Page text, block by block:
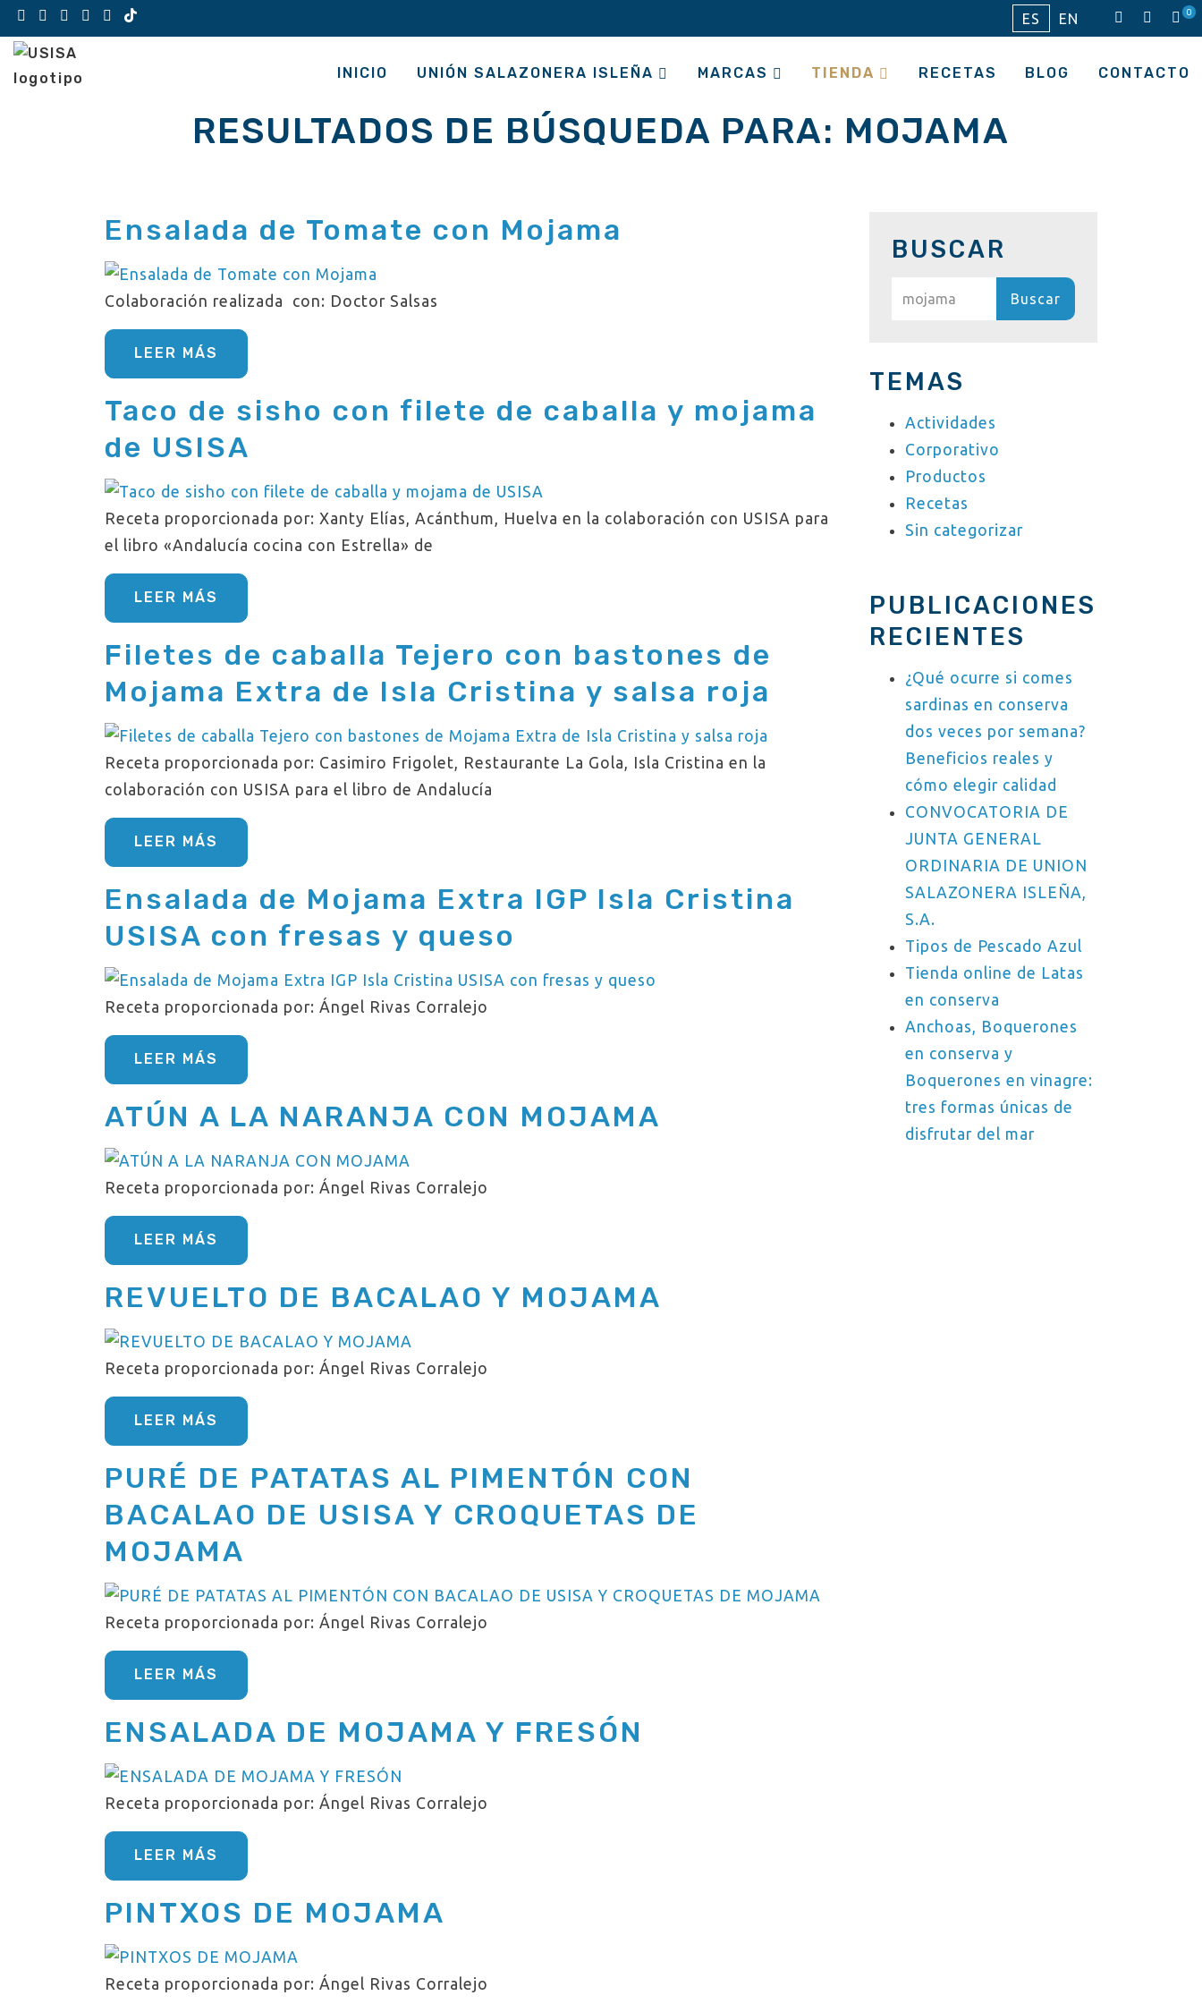
Saltar
al
ES EN 0
INICIO UNIÓN SALAZONERA ISLEÑA MARCAS TIENDA RECETAS BLOG CONTACTO
RESULTADOS DE BÚSQUEDA PARA: MOJAMA
Ensalada de Tomate con Mojama
Colaboración realizada con: Doctor Salsas
LEER MÁS
Taco de sisho con filete de caballa y mojama
de USISA
Receta proporcionada por: Xanty Elías, Acánthum, Huelva en la colaboración con USISA para
el libro «Andalucía cocina con Estrella» de
LEER MÁS
Filetes de caballa Tejero con bastones de
Mojama Extra de Isla Cristina y salsa roja
Receta proporcionada por: Casimiro Frigolet, Restaurante La Gola, Isla Cristina en la
colaboración con USISA para el libro de Andalucía
LEER MÁS
Ensalada de Mojama Extra IGP Isla Cristina
USISA con fresas y queso
Receta proporcionada por: Ángel Rivas Corralejo
LEER MÁS
ATÚN A LA NARANJA CON MOJAMA
Receta proporcionada por: Ángel Rivas Corralejo
LEER MÁS
REVUELTO DE BACALAO Y MOJAMA
Receta proporcionada por: Ángel Rivas Corralejo
LEER MÁS
PURÉ DE PATATAS AL PIMENTÓN CON
BACALAO DE USISA Y CROQUETAS DE
MOJAMA
Receta proporcionada por: Ángel Rivas Corralejo
LEER MÁS
ENSALADA DE MOJAMA Y FRESÓN
Receta proporcionada por: Ángel Rivas Corralejo
LEER MÁS
PINTXOS DE MOJAMA
Receta proporcionada por: Ángel Rivas Corralejo
BUSCAR
Buscar:
TEMAS
Actividades
Corporativo
Productos
Recetas
Sin categorizar
PUBLICACIONES
RECIENTES
¿Qué ocurre si comes
sardinas en conserva
dos veces por semana?
Beneficios reales y
cómo elegir calidad
CONVOCATORIA DE
JUNTA GENERAL
ORDINARIA DE UNION
SALAZONERA ISLEÑA,
S.A.
Tipos de Pescado Azul
Tienda online de Latas
en conserva
Anchoas, Boquerones
en conserva y
Boquerones en vinagre:
tres formas únicas de
disfrutar del mar